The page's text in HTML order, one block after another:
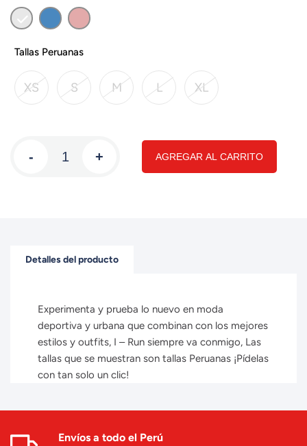
Tallas Peruanas
XS S M L XL
- + AGREGAR AL CARRITO
Detalles del producto
Experimenta y prueba lo nuevo en moda
deportiva y urbana que combinan con los mejores
estilos y outfits, I – Run siempre va conmigo, Las
tallas que se muestran son tallas Peruanas ¡Pídelas
con tan solo un clic!
Envíos a todo el Perú